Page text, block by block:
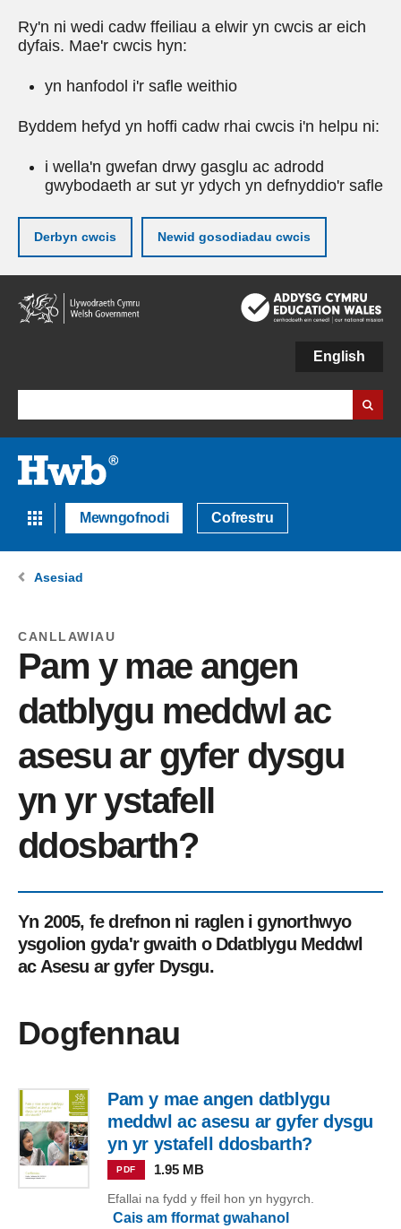
Ry'n ni wedi cadw ffeiliau a elwir yn cwcis ar eich
dyfais. Mae'r cwcis hyn:
yn hanfodol i'r safle weithio
Byddem hefyd yn hoffi cadw rhai cwcis i'n helpu ni:
i wella'n gwefan drwy gasglu ac adrodd
gwybodaeth ar sut yr ydych yn defnyddio'r safle
Derbyn cwcis Newid gosodiadau cwcis
Neidio
i'r
prif
English
Mewngofnodi Cofrestru
Asesiad
CANLLAWIAU
Pam y mae angen
datblygu meddwl ac
asesu ar gyfer dysgu
yn yr ystafell
ddosbarth?
Yn 2005, fe drefnon ni raglen i gynorthwyo
ysgolion gyda'r gwaith o Ddatblygu Meddwl
ac Asesu ar gyfer Dysgu.
Dogfennau
Pam y mae angen datblygu
meddwl ac asesu ar gyfer dysgu
yn yr ystafell ddosbarth?
PDF 1.95 MB
Efallai na fydd y ffeil hon yn hygyrch.
Cais am fformat gwahanol